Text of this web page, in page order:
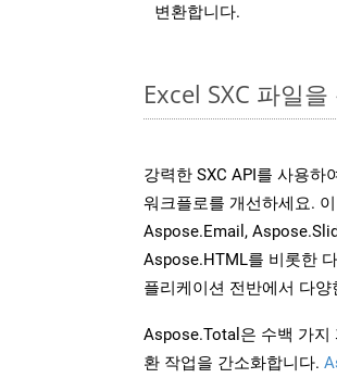
변환합니다.
Excel SXC 파일
강력한 SXC API를 사용
워크플로를 개선하세요.
Aspose.Email,
Aspose.HTML를 비롯한
플리케이션 전반에서 다
Aspose.Total은 수백 가지
환 작업을 간소화합니다.